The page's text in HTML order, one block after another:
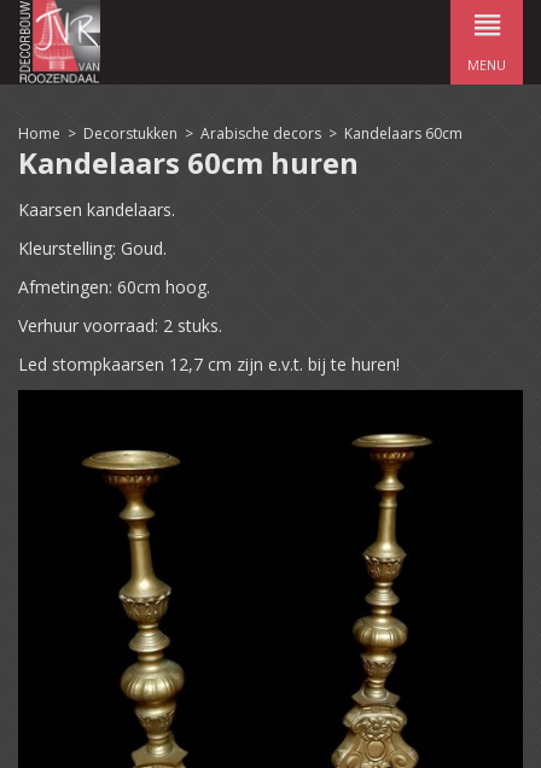
MENU
Home > Decorstukken > Arabische decors > Kandelaars 60cm
Kandelaars 60cm huren
Kaarsen kandelaars.
Kleurstelling: Goud.
Afmetingen: 60cm hoog.
Verhuur voorraad: 2 stuks.
Led stompkaarsen 12,7 cm zijn e.v.t. bij te huren!